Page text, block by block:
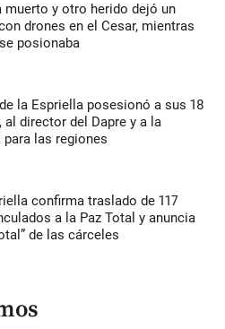
muerto y otro herido dejó un
drones en el Cesar, mientras
posionaba
la Espriella posesionó a sus 18
al director del Dapre y a la
para las regiones
confirma traslado de 117
a la Paz Total y anuncia
de las cárceles